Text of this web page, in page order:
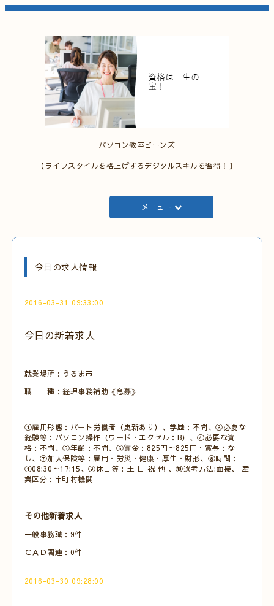
パソコン教室ビーンズ
【ライフスタイルを格上げするデジタルスキルを習得！】
メニュー
今日の求人情報
2016-03-31 09:33:00
今日の新着求人
就業場所：うるま市
職 種：経理事務補助《急募》
①雇用形態：パート労働者（更新あり）、学歴：不問、③必要な
経験等：パソコン操作（ワード・エクセル：B）、④必要な資
格：不問、⑤年齢：不問、⑥賃金：825円～825円・賞与：な
し、⑦加入保険等：雇用・労災・健康・厚生・財形、⑧時間：
①08:30～17:15、⑨休日等：土 日 祝 他 、⑩選考方法:面接、 産
業区分：市町村機関
その他新着求人
一般事務職：9件
ＣＡＤ関連：0件
2016-03-30 09:28:00